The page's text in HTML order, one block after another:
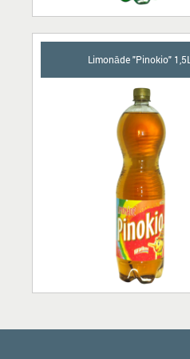
Limonāde "Pinokio" 1,5L